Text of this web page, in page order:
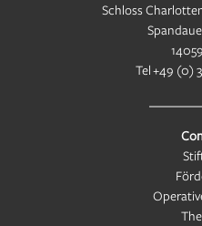
Schloss
Tel+49 (0)